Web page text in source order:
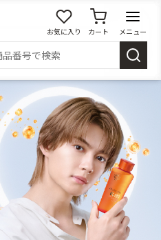
お気に入り カート メニュー
ログイン
マイページ
洗顔